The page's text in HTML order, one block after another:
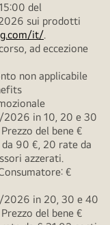
del
sui prodotti
it/.
ad eccezione
non applicabile
in 10, 20 e 30
del bene €
da 90 €, 20 rate da
azzerati.
€
in 20, 30 e 40
del bene €